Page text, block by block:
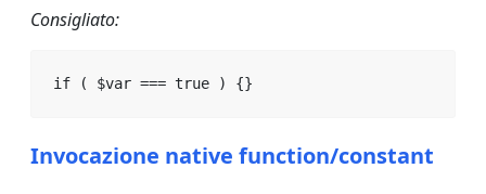
Consigliato:
if ( $var === true ) {}
Invocazione native function/constant